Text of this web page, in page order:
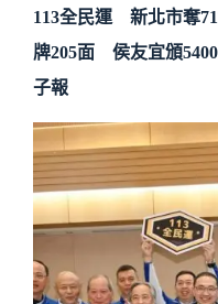
113全民運 新北市奪
牌205面 侯友宜頒
子報